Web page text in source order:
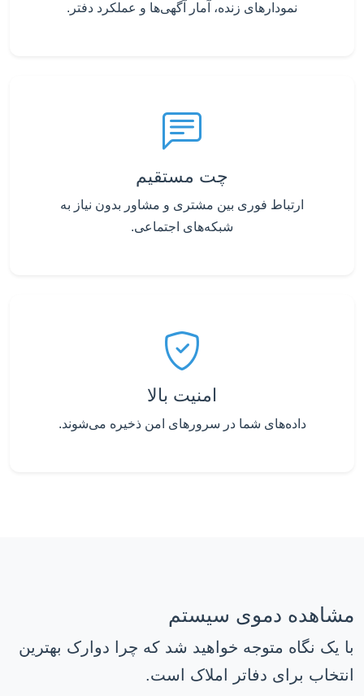
نمودارهای زنده، آمار آگهی‌ها و عملکرد دفتر.
چت مستقیم
ارتباط فوری بین مشتری و مشاور بدون نیاز به
شبکه‌های اجتماعی.
امنیت بالا
داده‌های شما در سرورهای امن ذخیره می‌شوند.
مشاهده دموی سیستم
با یک نگاه متوجه خواهید شد که چرا دوارک بهترین
انتخاب برای دفاتر املاک است.